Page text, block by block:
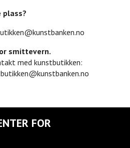
plass?
smittevern.
med kunstbutikken:
FOR